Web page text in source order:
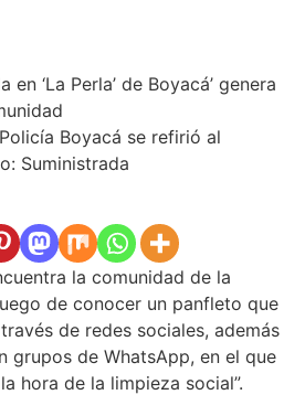
Boyacá se refirió al
Suministrada
la comunidad de la
de conocer un panfleto que
de redes sociales, además
grupos de WhatsApp, en el que
hora de la limpieza social”.